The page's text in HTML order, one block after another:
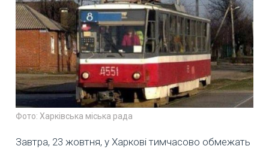
Фото: Харківська міська рада
Завтра, 23 жовтня, у Харкові тимчасово обмежать